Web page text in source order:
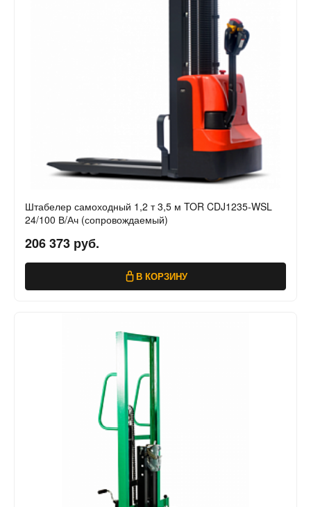
Штабелер самоходный 1,2 т 3,5 м TOR CDJ1235-WSL
24/100 В/Ач (сопровождаемый)
206 373 руб.
В КОРЗИНУ